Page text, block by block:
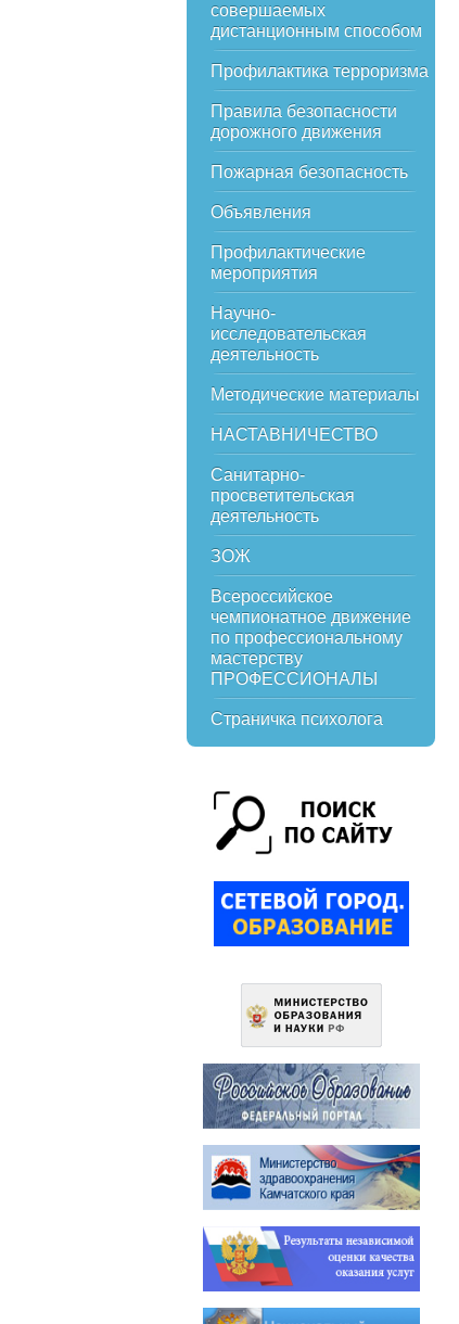
совершаемых
дистанционным способом
Профилактика терроризма
Правила безопасности
дорожного движения
Пожарная безопасность
Объявления
Профилактические
мероприятия
Научно-
исследовательская
деятельность
Методические материалы
НАСТАВНИЧЕСТВО
Санитарно-
просветительская
деятельность
ЗОЖ
Всероссийское
чемпионатное движение
по профессиональному
мастерству
ПРОФЕССИОНАЛЫ
Страничка психолога